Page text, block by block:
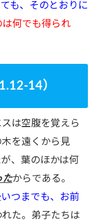
も、そのとおりに
何でも得られ
14）
は空腹を覚えら
を遠くから見
、葉のほかは何
たからである。
つまでも、お前
れた。弟子たちは